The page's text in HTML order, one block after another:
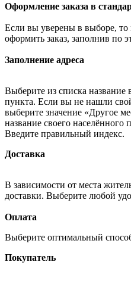
Оформление заказа в
Если вы уверены в выборе, то
оформить заказ, заполнив по
Заполнение адреса
Выберите из списка название
пункта. Если вы не нашли
выберите значение «Другое
название своего населённого
Введите правильный индекс.
Доставка
В зависимости от места
доставки. Выберите любой
Оплата
Выберите оптимальный
Покупатель